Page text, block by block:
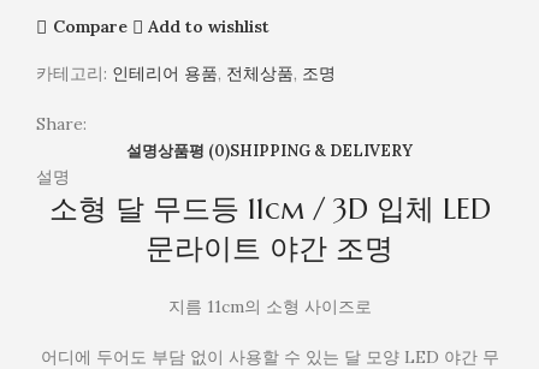
프
취
Compare Add to wishlist
카테고리: 인테리어 용품, 전체상품, 조명
Share:
설명상품평 (0)SHIPPING & DELIVERY
설명
소형 달 무드등 11cm / 3D 입체 LED
문라이트 야간 조명
지름 11cm의 소형 사이즈로
어디에 두어도 부담 없이 사용할 수 있는 달 모양 LED 야간 무